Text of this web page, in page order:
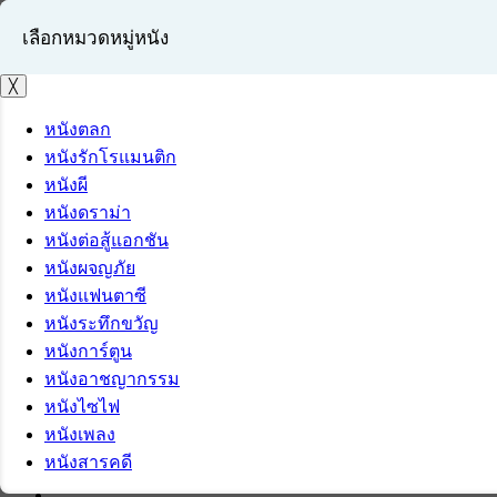
เข้าสู่ระบบ
สมัครสมาชิก
เลือกหมวดหมู่หนัง
╳
หนังตลก
หนังรักโรแมนติก
หนังผี
หนังดราม่า
หนังต่อสู้แอกชัน
หนังผจญภัย
หนังแฟนตาซี
หนังระทึกขวัญ
หนังการ์ตูน
หนังอาชญากรรม
หนังไซไฟ
หนังเพลง
หนังสารคดี